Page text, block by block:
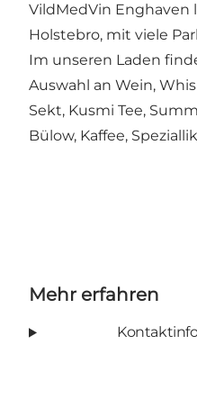
VildMedVin Enghaven
Holstebro, mit viele
Im unseren Laden
Auswahl an Wein,
Sekt, Kusmi Tee,
Bülow, Kaffee,
Mehr erfahren